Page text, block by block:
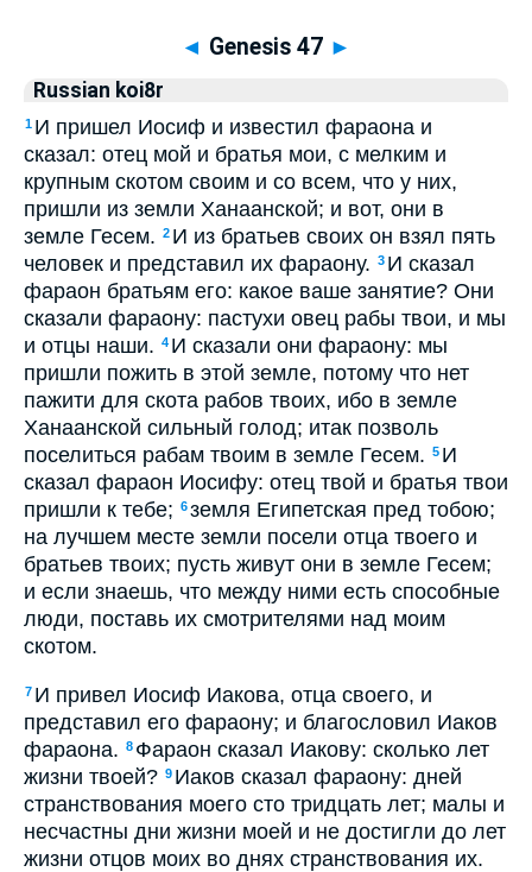
◄ Genesis 47 ►
Russian koi8r
1 И пришел Иосиф и известил фараона и
сказал: отец мой и братья мои, с мелким и
крупным скотом своим и со всем, что у них,
пришли из земли Ханаанской; и вот, они в
земле Гесем. 2 И из братьев своих он взял пять
человек и представил их фараону. 3 И сказал
фараон братьям его: какое ваше занятие? Они
сказали фараону: пастухи овец рабы твои, и мы
и отцы наши. 4 И сказали они фараону: мы
пришли пожить в этой земле, потому что нет
пажити для скота рабов твоих, ибо в земле
Ханаанской сильный голод; итак позволь
поселиться рабам твоим в земле Гесем. 5 И
сказал фараон Иосифу: отец твой и братья твои
пришли к тебе; 6земля Египетская пред тобою;
на лучшем месте земли посели отца твоего и
братьев твоих; пусть живут они в земле Гесем;
и если знаешь, что между ними есть способные
люди, поставь их смотрителями над моим
скотом.
7 И привел Иосиф Иакова, отца своего, и
представил его фараону; и благословил Иаков
фараона. 8 Фараон сказал Иакову: сколько лет
жизни твоей? 9 Иаков сказал фараону: дней
странствования моего сто тридцать лет; малы и
несчастны дни жизни моей и не достигли до лет
жизни отцов моих во днях странствования их.